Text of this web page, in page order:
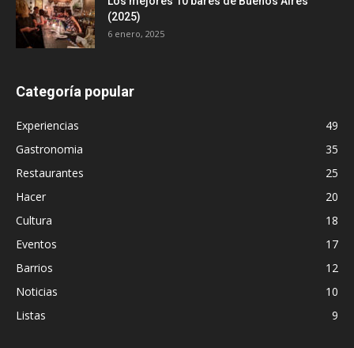
(2025)
6 enero, 2025
Categoría popular
Experiencias
49
Gastronomia
35
Restaurantes
25
Hacer
20
Cultura
18
Eventos
17
Barrios
12
Noticias
10
Listas
9